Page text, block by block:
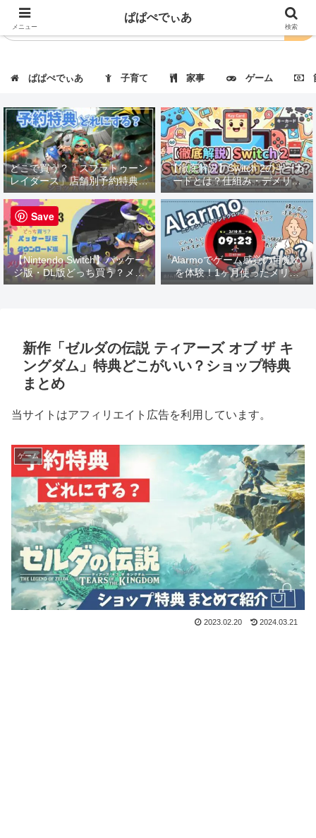
ぱぱぺでぃあ 子育て 家事 ゲーム
どこで買う？「スプラトゥーン
レイダース」店舗別予約特典・
価格まとめ｜一覧表で徹底比
較！
【徹底解説】Switch 2のキーカ
ードとは？仕組み・デメリッ
ト・対応タイトルも紹介！
【Nintendo Switch】パッケー
ジ版・DL版どっち買う？メリ
ット・デメリット解説
Alarmoでゲーム感覚の目覚め
を体験！1ヶ月使ったメリッ
ト・デメリットを徹底レビュー
新作「ゼルダの伝説 ティアーズ オブ ザ キ
ングダム」特典どこがいい？ショップ特典
まとめ
当サイトはアフィリエイト広告を利用しています。
ゲーム
2023.02.20 2024.03.21
メニュー
ぱぱぺでぃあ
検索
Save